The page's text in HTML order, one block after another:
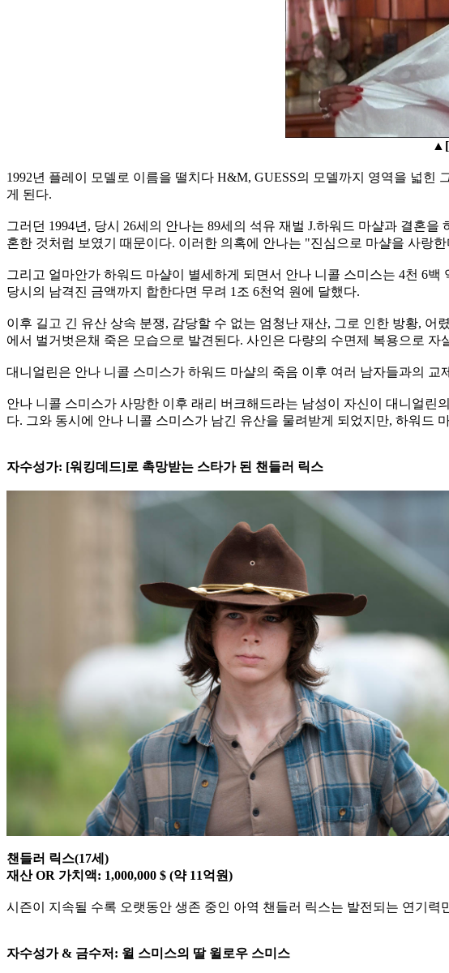
▲[
1992년 플레이 모델로 이름을 떨치다 H&M, GUESS의 모델까지 영역을 넓
게 된다.
그러던 1994년, 당시 26세의 안나는 89세의 석유 재벌 J.하워드 마샬과 결혼
혼한 것처럼 보였기 때문이다. 이러한 의혹에 안나는 "진심으로 마샬을 사랑
그리고 얼마안가 하워드 마샬이 별세하게 되면서 안나 니콜 스미스는 4천 6
당시의 남격진 금액까지 합한다면 무려 1조 6천억 원에 달했다.
이후 길고 긴 유산 상속 분쟁, 감당할 수 없는 엄청난 재산, 그로 인한 방황,
에서 벌거벗은채 죽은 모습으로 발견된다. 사인은 다량의 수면제 복용으로 자
대니얼린은 안나 니콜 스미스가 하워드 마샬의 죽음 이후 여러 남자들과의
안나 니콜 스미스가 사망한 이후 래리 버크해드라는 남성이 자신이 대니얼
다. 그와 동시에 안나 니콜 스미스가 남긴 유산을 물려받게 되었지만, 하워드
자수성가: [워킹데드]로 촉망받는 스타가 된 챈들러 릭스
챈들러 릭스(17세)
재산 OR 가치액: 1,000,000 $ (약 11억원)
시즌이 지속될 수록 오랫동안 생존 중인 아역 챈들러 릭스는 발전되는 연기
자수성가 & 금수저: 윌 스미스의 딸 윌로우 스미스